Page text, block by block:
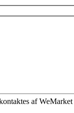
af WeMarket